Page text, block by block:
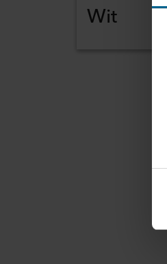
Wit